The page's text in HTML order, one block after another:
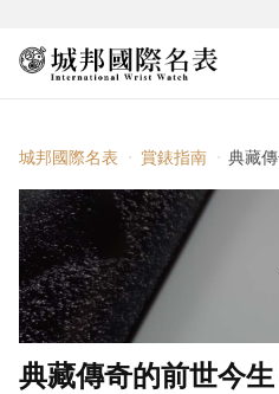
城邦國際名表 賞錶指南 典藏傳奇
典藏傳奇的前世今